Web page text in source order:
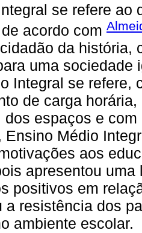
se refere ao
acordo com
da história,
uma sociedade
Integral se refere,
de carga
dos espaços e
Ensino Médio
aos
apresentou
positivos em
a resistência dos
ambiente escolar.